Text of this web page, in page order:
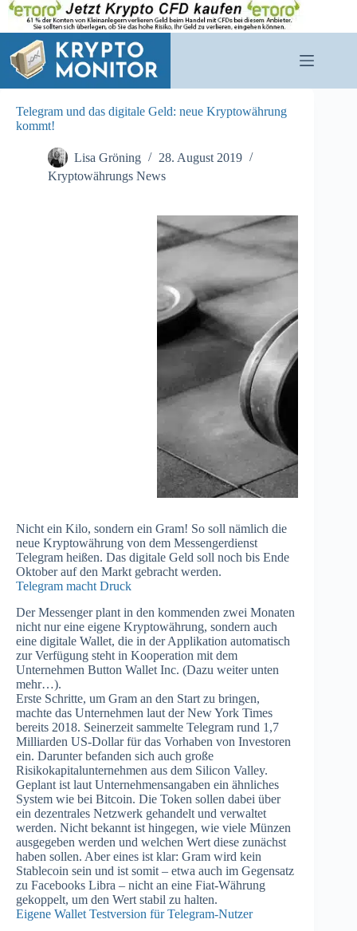
Zum
Inhalt
springen
Telegram und das digitale Geld: neue Kryptowährung
kommt!
Lisa Gröning
28. August 2019
Kryptowährungs News
Nicht ein Kilo, sondern ein Gram! So soll nämlich die
neue Kryptowährung von dem Messengerdienst
Telegram heißen. Das digitale Geld soll noch bis Ende
Oktober auf den Markt gebracht werden.
Telegram macht Druck
Der Messenger plant in den kommenden zwei Monaten
nicht nur eine eigene Kryptowährung, sondern auch
eine digitale Wallet, die in der Applikation automatisch
zur Verfügung steht in Kooperation mit dem
Unternehmen Button Wallet Inc. (Dazu weiter unten
mehr…).
Erste Schritte, um Gram an den Start zu bringen,
machte das Unternehmen laut der New York Times
bereits 2018. Seinerzeit sammelte Telegram rund 1,7
Milliarden US-Dollar für das Vorhaben von Investoren
ein. Darunter befanden sich auch große
Risikokapitalunternehmen aus dem Silicon Valley.
Geplant ist laut Unternehmensangaben ein ähnliches
System wie bei Bitcoin. Die Token sollen dabei über
ein dezentrales Netzwerk gehandelt und verwaltet
werden. Nicht bekannt ist hingegen, wie viele Münzen
ausgegeben werden und welchen Wert diese zunächst
haben sollen. Aber eines ist klar: Gram wird kein
Stablecoin sein und ist somit – etwa auch im Gegensatz
zu Facebooks Libra – nicht an eine Fiat-Währung
gekoppelt, um den Wert stabil zu halten.
Eigene Wallet Testversion für Telegram-Nutzer